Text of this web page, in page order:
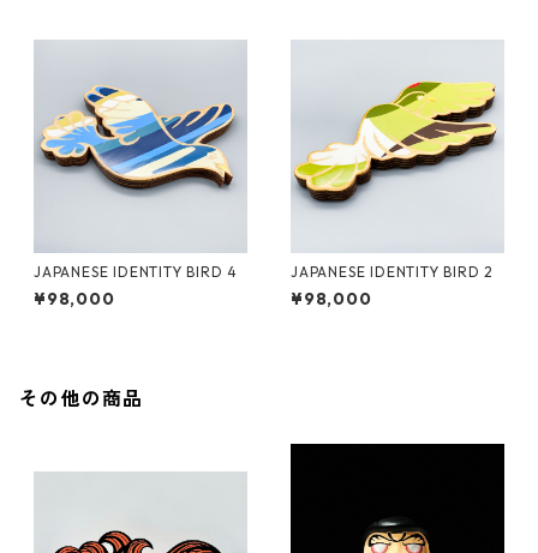
JAPANESE IDENTITY BIRD 4
¥98,000
JAPANESE IDENTITY BIRD 2
¥98,000
その他の商品